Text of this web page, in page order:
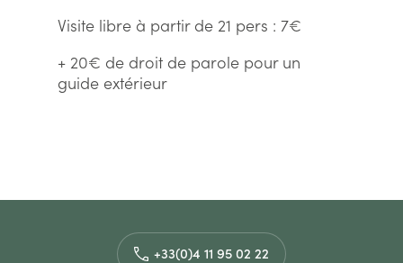
Visite libre à partir de 21 pers : 7€
+ 20€ de droit de parole pour un
guide extérieur
+33(0)4 11 95 02 22